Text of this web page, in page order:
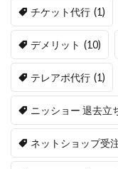
チケット代行 (1)
デメリット (10)
テレアポ代行 (1)
ニッショー 退去立
ネットショップ受